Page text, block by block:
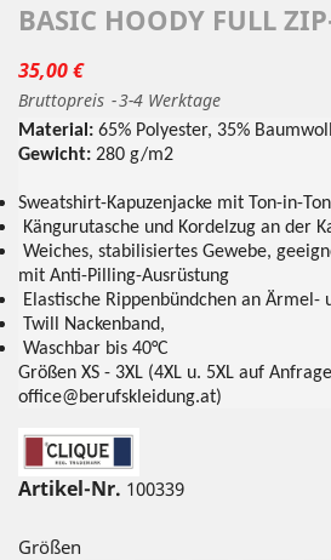
BASIC HOODY FULL
35,00 €
Bruttopreis 3-4 Werktage
Material: 65% Polyester, 35%
Gewicht: 280 g/m2
Sweatshirt-Kapuzenjacke mit Ton-in-
Kängurutasche und Kordelzug an der
Weiches, stabilisiertes Gewebe,
mit Anti-Pilling-Ausrüstung
Elastische Rippenbündchen an Ärmel-
Twill Nackenband,
Waschbar bis 40°C
Größen XS - 3XL (4XL u. 5XL auf Anfrage
office@berufskleidung.at)
Artikel-Nr. 100339
Größen